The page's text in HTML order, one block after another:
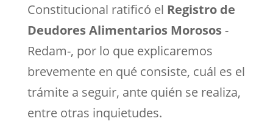
Constitucional ratificó el Registro de
Deudores Alimentarios Morosos-
Redam-, por lo que explicaremos
brevemente en qué consiste, cuál es el
trámite a seguir, ante quién se realiza,
entre otras inquietudes.